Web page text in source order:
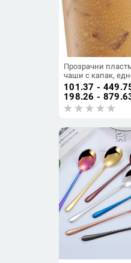
Прозрачни
чаши с капак,
PET комплект
млечен чай,
напитки и йогурт
101.37 -
198.26 -